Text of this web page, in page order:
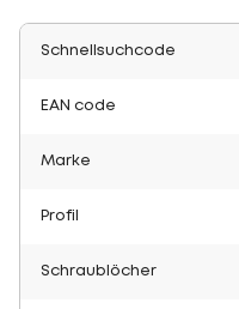
Schnellsuchcode
EAN code
Marke
Profil
Schraublöcher